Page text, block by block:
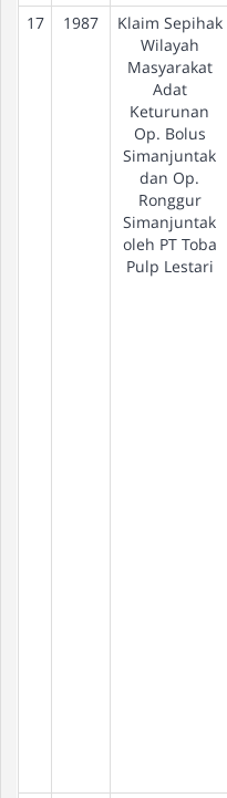
17 1987
Klaim Sepihak
Wilayah
Masyarakat
Adat
Keturunan
Op. Bolus
Simanjuntak
dan Op.
Ronggur
Simanjuntak
oleh PT Toba
Pulp Lestari